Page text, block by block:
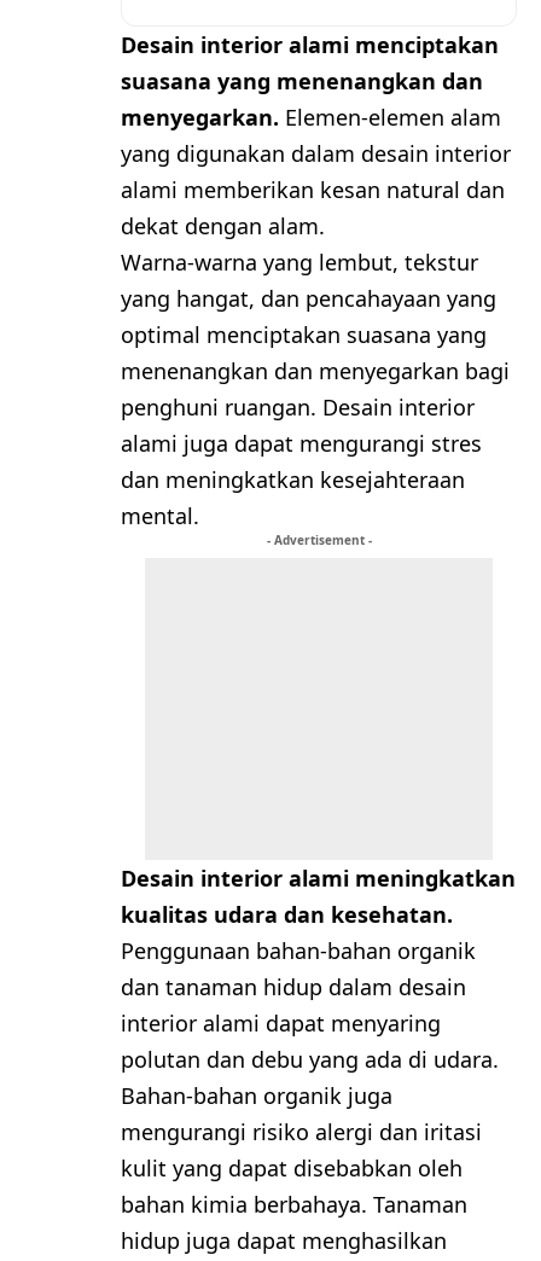
Desain interior alami menciptakan
suasana yang menenangkan dan
menyegarkan. Elemen-elemen alam
yang digunakan dalam desain interior
alami memberikan kesan natural dan
dekat dengan alam.
Warna-warna yang lembut, tekstur
yang hangat, dan pencahayaan yang
optimal menciptakan suasana yang
menenangkan dan menyegarkan bagi
penghuni ruangan. Desain interior
alami juga dapat mengurangi stres
dan meningkatkan kesejahteraan
mental.
- Advertisement -
Desain interior alami meningkatkan
kualitas udara dan kesehatan.
Penggunaan bahan-bahan organik
dan tanaman hidup dalam desain
interior alami dapat menyaring
polutan dan debu yang ada di udara.
Bahan-bahan organik juga
mengurangi risiko alergi dan iritasi
kulit yang dapat disebabkan oleh
bahan kimia berbahaya. Tanaman
hidup juga dapat menghasilkan